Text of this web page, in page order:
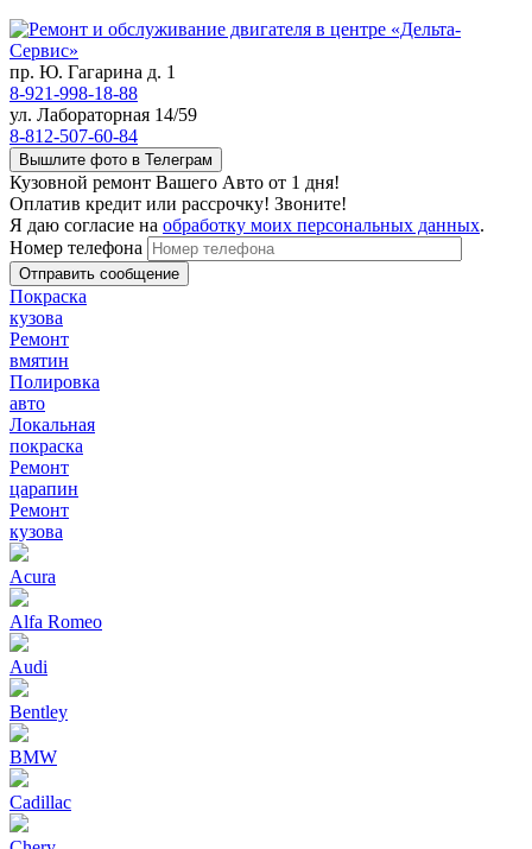
пр. Ю. Гагарина д. 1
8-921-998-18-88
ул. Лабораторная 14/59
8-812-507-60-84
Вышлите фото в Телеграм
Кузовной ремонт Вашего Авто от 1 дня!
Оплатив кредит или рассрочку! Звоните!
Я даю согласие на обработку моих персональных данных.
Номер телефона
Покраска
кузова
Ремонт
вмятин
Полировка
авто
Локальная
покраска
Ремонт
царапин
Ремонт
кузова
Acura
Alfa Romeo
Audi
Bentley
BMW
Cadillac